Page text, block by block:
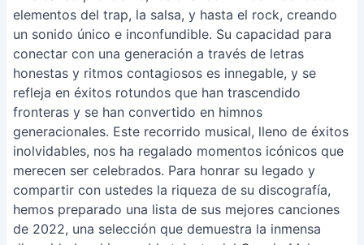
elementos del trap, la salsa, y hasta el rock, creando
un sonido único e inconfundible. Su capacidad para
conectar con una generación a través de letras
honestas y ritmos contagiosos es innegable, y se
refleja en éxitos rotundos que han trascendido
fronteras y se han convertido en himnos
generacionales. Este recorrido musical, lleno de éxitos
inolvidables, nos ha regalado momentos icónicos que
merecen ser celebrados. Para honrar su legado y
compartir con ustedes la riqueza de su discografía,
hemos preparado una lista de sus mejores canciones
de 2022, una selección que demuestra la inmensa